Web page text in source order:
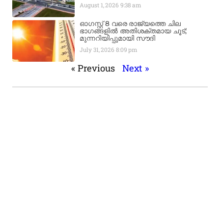
August 1, 2026 9:38 am
ഓഗസ്റ്റ് 8 വരെ രാജ്യത്തെ ചില
ഭാഗങ്ങളിൽ അതിശക്തമായ ചൂട്;
മുന്നറിയിപ്പുമായി സൗദി
July 31, 2026 8:09 pm
« Previous Next »